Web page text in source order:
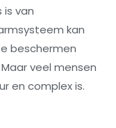
is van
kan
beschermen
veel mensen
en complex is.